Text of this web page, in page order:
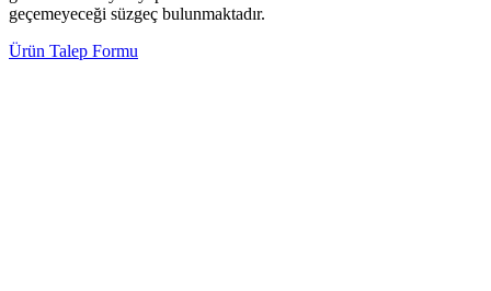
geçemeyeceği süzgeç bulunmaktadır.
Ürün Talep Formu